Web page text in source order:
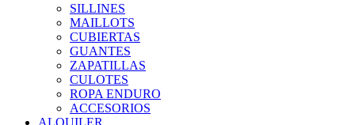
SILLINES
MAILLOTS
CUBIERTAS
GUANTES
ZAPATILLAS
CULOTES
ROPA ENDURO
ACCESORIOS
ALQUILER